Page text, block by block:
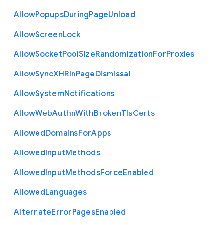
AllowPopupsDuringPageUnload
AllowScreenLock
AllowSocketPoolSizeRandomizationForProxies
AllowSyncXHRInPageDismissal
AllowSystemNotifications
AllowWebAuthnWithBrokenTlsCerts
AllowedDomainsForApps
AllowedInputMethods
AllowedInputMethodsForceEnabled
AllowedLanguages
AlternateErrorPagesEnabled